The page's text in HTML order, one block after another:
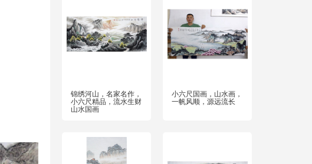
锦绣河山，名家名作，
小六尺精品，流水生财
山水国画
小六尺国画，山水画，
一帆风顺，源远流长